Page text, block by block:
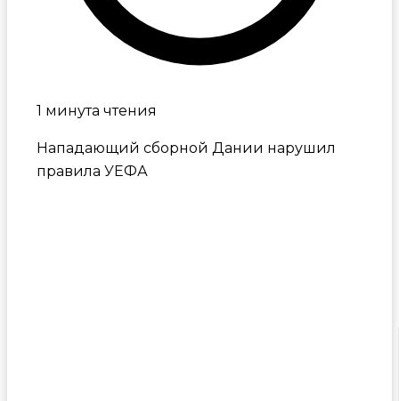
1 минута чтения
Нападающий сборной Дании нарушил
правила УЕФА